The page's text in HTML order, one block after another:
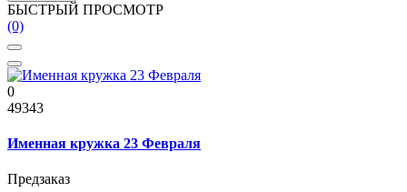
БЫСТРЫЙ ПРОСМОТР
(0)
0
49343
Именная кружка 23 Февраля
Предзаказ